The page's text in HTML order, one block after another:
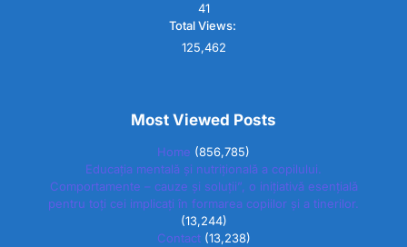
41
Total Views:
125,462
Most Viewed Posts
Home (856,785)
Educația mentală și nutrițională a copilului.
Comportamente – cauze și soluții”, o inițiativă esențială
pentru toți cei implicați în formarea copiilor și a tinerilor.
(13,244)
Contact (13,238)